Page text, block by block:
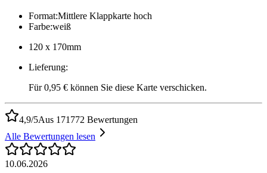
Format:Mittlere Klappkarte hoch
Farbe:weiß
120 x 170mm
Lieferung:
Für 0,95 € können Sie diese Karte verschicken.
4,9/5Aus 171772 Bewertungen
Alle Bewertungen lesen
10.06.2026